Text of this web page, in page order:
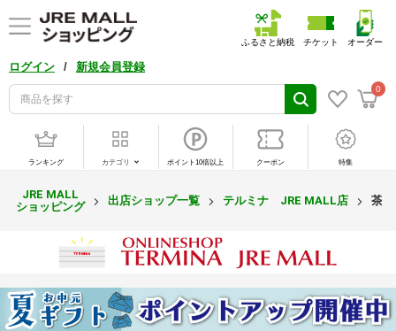
ログイン / 新規会員登録
0
ふるさと納税 チケット オーダー
ランキング カテゴリ ポイント10倍以上 クーポン 特集
JRE MALL
ショッピング
出店ショップ一覧 テルミナ JRE MALL店 茶